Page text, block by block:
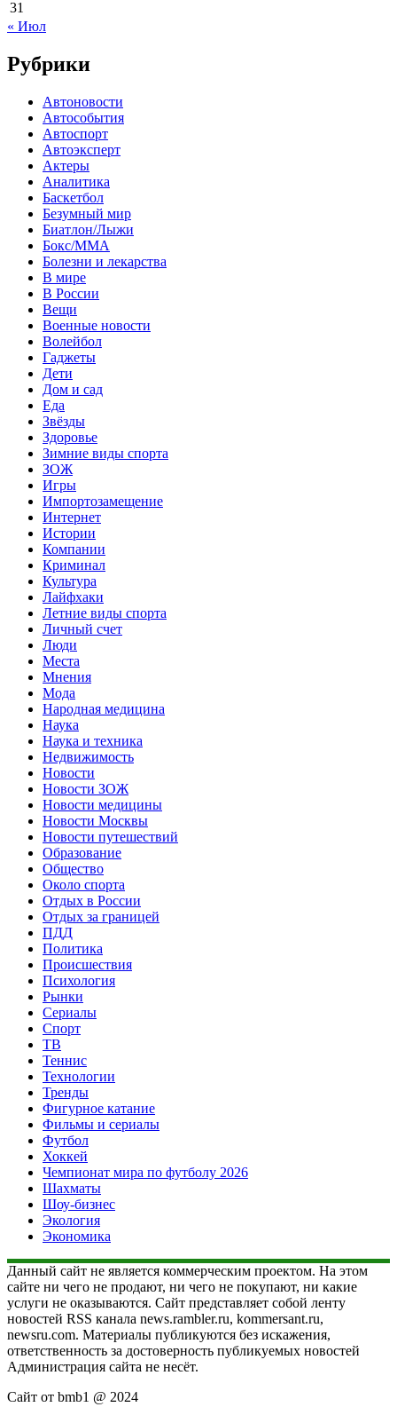
31
« Июл
Рубрики
Автоновости
Автособытия
Автоспорт
Автоэксперт
Актеры
Аналитика
Баскетбол
Безумный мир
Биатлон/Лыжи
Бокс/MMA
Болезни и лекарства
В мире
В России
Вещи
Военные новости
Волейбол
Гаджеты
Дети
Дом и сад
Еда
Звёзды
Здоровье
Зимние виды спорта
ЗОЖ
Игры
Импортозамещение
Интернет
Истории
Компании
Криминал
Культура
Лайфхаки
Летние виды спорта
Личный счет
Люди
Места
Мнения
Мода
Народная медицина
Наука
Наука и техника
Недвижимость
Новости
Новости ЗОЖ
Новости медицины
Новости Москвы
Новости путешествий
Образование
Общество
Около спорта
Отдых в России
Отдых за границей
ПДД
Политика
Происшествия
Психология
Рынки
Сериалы
Спорт
ТВ
Теннис
Технологии
Тренды
Фигурное катание
Фильмы и сериалы
Футбол
Хоккей
Чемпионат мира по футболу 2026
Шахматы
Шоу-бизнес
Экология
Экономика
Данный сайт не является коммерческим проектом. На этом
сайте ни чего не продают, ни чего не покупают, ни какие
услуги не оказываются. Сайт представляет собой ленту
новостей RSS канала news.rambler.ru, kommersant.ru,
newsru.com. Материалы публикуются без искажения,
ответственность за достоверность публикуемых новостей
Администрация сайта не несёт.
Сайт от bmb1 @ 2024